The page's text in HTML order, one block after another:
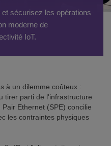
sécurisez les opérations
moderne de
IoT.
à un dilemme coûteux :
tirer parti de l'infrastructure
Ethernet (SPE) concilie
les contraintes physiques